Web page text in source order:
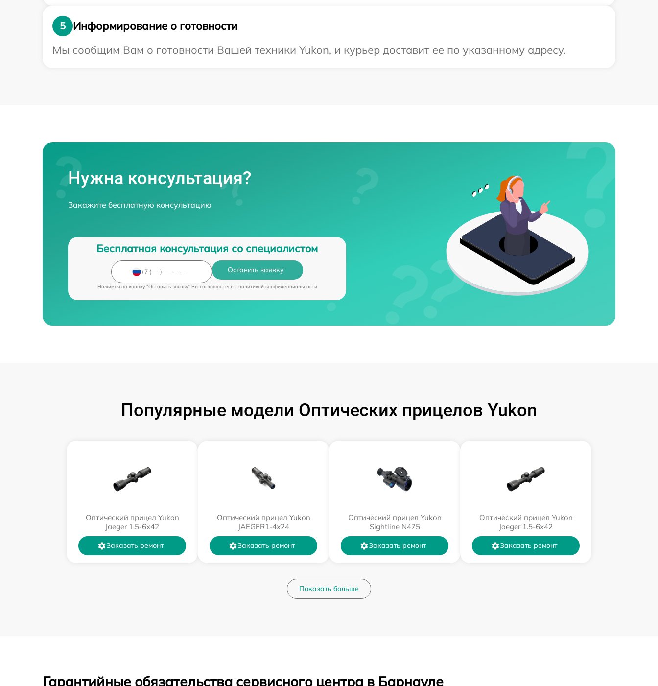
5
Информирование о готовности
Мы сообщим Вам о готовности Вашей техники Yukon, и курьер доставит ее по указанному адресу.
Нужна консультация?
Закажите бесплатную консультацию
Бесплатная консультация со специалистом
Оставить заявку
Нажимая на кнопку "Оставить заявку" Вы соглашаетесь c политикой конфиденциальности
Популярные модели Оптических прицелов Yukon
Оптический прицел Yukon
Jaeger 1.5-6x42
Заказать ремонт
Оптический прицел Yukon
JAEGER1-4x24
Заказать ремонт
Оптический прицел Yukon
Sightline N475
Заказать ремонт
Оптический прицел Yukon
Jaeger 1.5-6x42
Заказать ремонт
Показать больше
Гарантийные обязательства сервисного центра в Барнауле